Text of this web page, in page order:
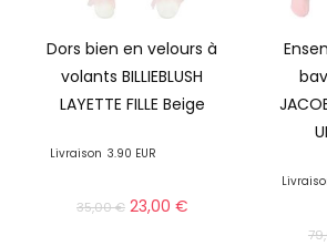
Dors bien en velours à
volants BILLIEBLUSH
LAYETTE FILLE Beige
Livraison 3.90 EUR
35,00€ 23,00 €